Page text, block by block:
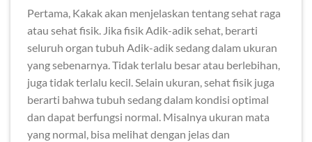
Pertama, Kakak akan menjelaskan tentang sehat raga
atau sehat fisik. Jika fisik Adik-adik sehat, berarti
seluruh organ tubuh Adik-adik sedang dalam ukuran
yang sebenarnya. Tidak terlalu besar atau berlebihan,
juga tidak terlalu kecil. Selain ukuran, sehat fisik juga
berarti bahwa tubuh sedang dalam kondisi optimal
dan dapat berfungsi normal. Misalnya ukuran mata
yang normal, bisa melihat dengan jelas dan